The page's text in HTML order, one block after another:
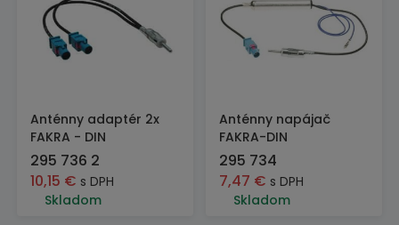
Anténny adaptér 2x
FAKRA - DIN
295 736 2
10,15 € s DPH
Skladom
Anténny napájač
FAKRA-DIN
295 734
7,47 € s DPH
Skladom